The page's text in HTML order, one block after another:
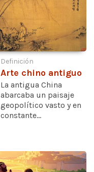
Definición
Arte chino antiguo
La antigua China
abarcaba un paisaje
geopolítico vasto y en
constante...